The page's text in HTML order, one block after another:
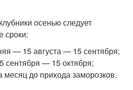
осенью следует
сроки:
— 15 августа — 15 сентября;
сентября — 15 октября;
до прихода заморозков.